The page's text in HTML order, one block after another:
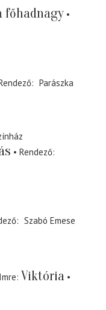
főhadnagy
Parászka
Rendező
Szabó Emese
Viktória